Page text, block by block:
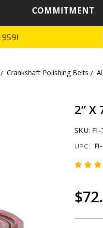
COMMITMENT
Crankshaft Polishing Belts
2” X
SKU:
UPC: